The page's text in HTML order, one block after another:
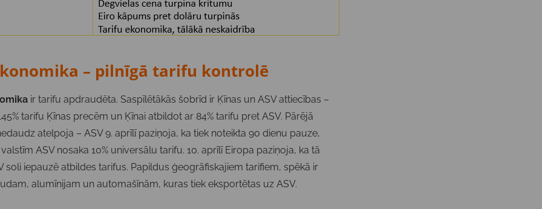
– pilnīgā tarifu kontrolē
ir tarifu apdraudēta. Saspīlētākās šobrīd ir Ķīnas un ASV attiecības –
tarifu Ķīnas precēm un Ķīnai atbildot ar 84% tarifu pret ASV. Pārējā
atelpoja – ASV 9. aprīlī paziņoja, ka tiek noteikta 90 dienu pauze,
valstīm ASV nosaka 10% universālu tarifu. 10. aprīlī Eiropa paziņoja, ka tā
soli iepauzē atbildes tarifus. Papildus ģeogrāfiskajiem tarifiem, spēkā ir
alumīnijam un automašīnām, kuras tiek eksportētas uz ASV.